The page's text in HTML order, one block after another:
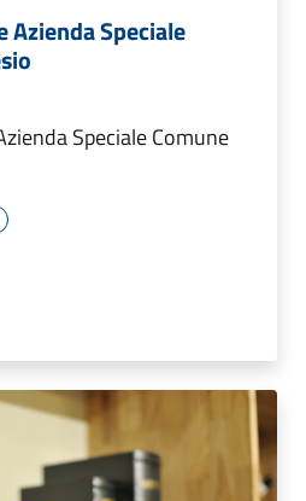
Azienda Speciale
Speciale Comune